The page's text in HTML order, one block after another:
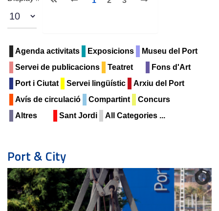
Agenda activitats Exposicions
Museu del Port
Servei de publicacions
Teatret
Fons d'Art
Port i Ciutat
Servei lingüístic
Arxiu del Port
Avís de circulació
Compartint
Concurs
Altres
Sant Jordi All Categories ...
Port & City